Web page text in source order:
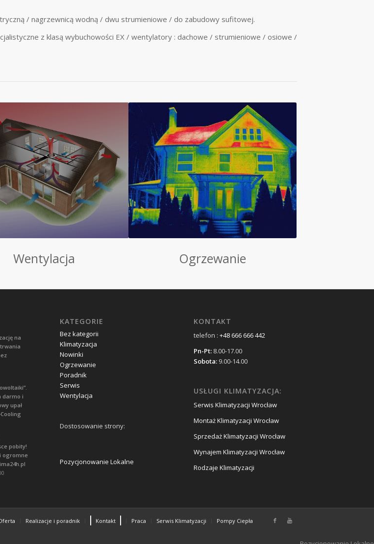
/ nagrzewnicą wodną / dwu strumieniowe / do zabudowy sufitowej.
z klasą wybuchowości EX / wentylatory : dachowe / strumieniowe / osiowe /
Wentylacja Ogrzewanie
na
darmo i
upał
pobity!
i ogromne
KATEGORIE
Bez kategorii
Klimatyzacja
Nowinki
Ogrzewanie
Poradnik
Serwis
Wentylacja
Dostosowanie strony:
Pozycjonowanie Lokalne
KONTAKT
telefon : +48 666 666 442
Pn-Pt: 8.00-17.00
Sobota: 9.00-14.00
USŁUGI KLIMATYZACJA:
Serwis Klimatyzacji Wrocław
Montaż Klimatyzacji Wrocław
Sprzedaż Klimatyzacji Wrocław
Wynajem Klimatyzacji Wrocław
Rodzaje Klimatyzacji
Realizacje i poradnik Kontakt Praca Serwis Klimatyzacji Pompy Ciepła